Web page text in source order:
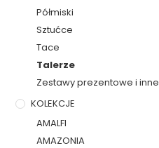
Półmiski
Sztućce
Tace
Talerze
Zestawy prezentowe i inne
KOLEKCJE
AMALFI
AMAZONIA